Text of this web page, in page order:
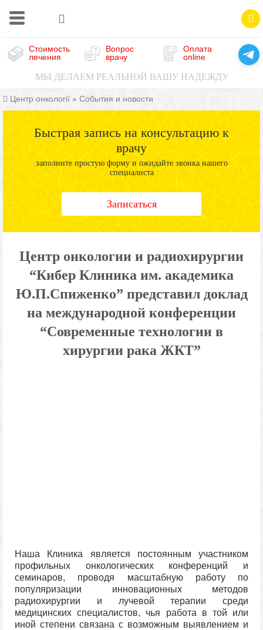
Стоимость
лечения
Вопрос
врачу
Оплата
online
МЫ ДЕЛАЕМ РЕАЛЬНОЙ ВАШУ НАДЕЖДУ
Центр онкології » События и новости
Быстрая запись на консультацию к
врачу
заполните простую форму и ожидайте звонка нашего
специалиста
Записаться
Центр онкологии и радиохирургии
“Кибер Клиника им. академика
Ю.П.Спиженко” представил доклад
на международной конференции
“Современные технологии в
хирургии рака ЖКТ”
Наша Клиника является постоянным участником
профильных онкологических конференций и
семинаров, проводя масштабную работу по
популяризации инновационных методов
радиохирургии и лучевой терапии среди
медицинских специалистов, чья работа в той или
иной степени связана с возможным выявлением и